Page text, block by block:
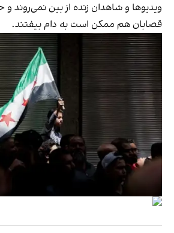
ویدیوها و شاهدان زنده از بین نمی‌روند
قصابان هم ممکن است به دام بیفتند.